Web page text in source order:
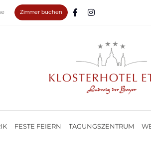
Zimmer buchen
FESTE FEIERN TAGUNGSZENTRUM